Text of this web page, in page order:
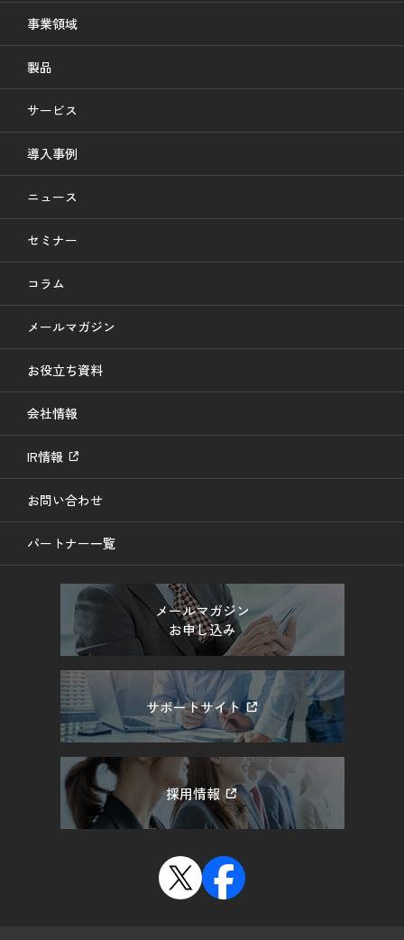
事業領域
製品
サービス
導入事例
ニュース
セミナー
コラム
メールマガジン
お役立ち資料
会社情報
IR情報
お問い合わせ
パートナー一覧
メールマガジン
お申し込み
サポートサイト
採用情報